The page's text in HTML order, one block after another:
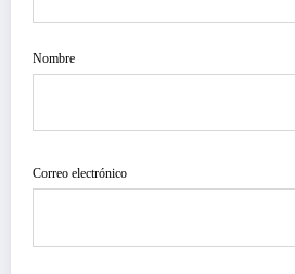
Nombre
Correo electrónico